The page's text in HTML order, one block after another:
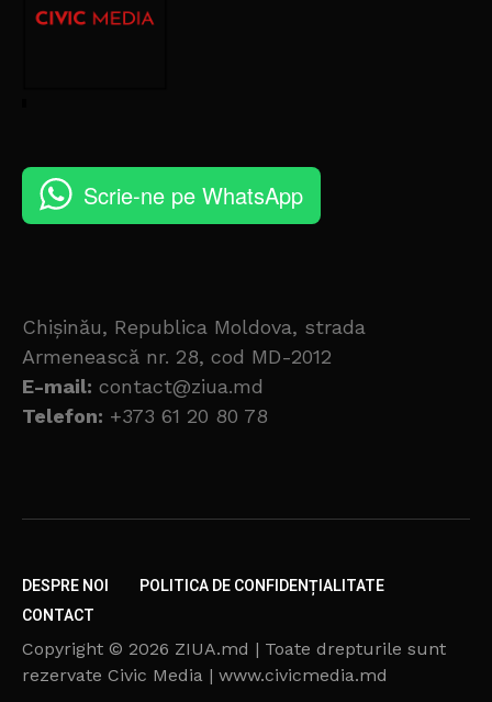
Scrie-ne pe WhatsApp
Chișinău, Republica Moldova, strada
Armenească nr. 28, cod MD-2012
E-mail: contact@ziua.md
Telefon: +373 61 20 80 78
DESPRE NOI
POLITICA DE CONFIDENȚIALITATE
CONTACT
Copyright © 2026 ZIUA.md | Toate drepturile sunt
rezervate Civic Media | www.civicmedia.md